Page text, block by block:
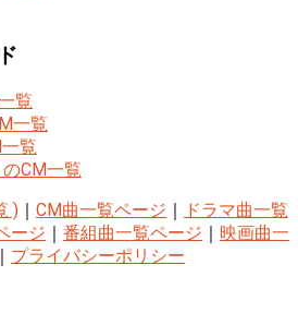
覧
一覧
一覧
のCM一覧
)
CM曲一覧ページ
ドラマ曲一覧
ージ 番組曲一覧ページ
映画曲一
プライバシーポリシー